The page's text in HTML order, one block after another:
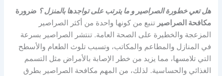
هل تعي خطورة الصراصير و ما يترتب على تواجدها بالمنزل ؟ ضرورة
مكافحة الصراصير تنبع من كونها واحدة من أكثر الصراصير
المزعجة والخطيرة على الصحة العامة. تنتشر الصراصير بسرعة
في المنازل والمطاعم والمكاتب، وتسبب تلوث الطعام والأسطح
التي تلامسها، مما يزيد من خطر الإصابة بالأمراض مثل التسمم
الغذائي والحساسية. لذلك، من المهم مكافحة الصراصير بطرق